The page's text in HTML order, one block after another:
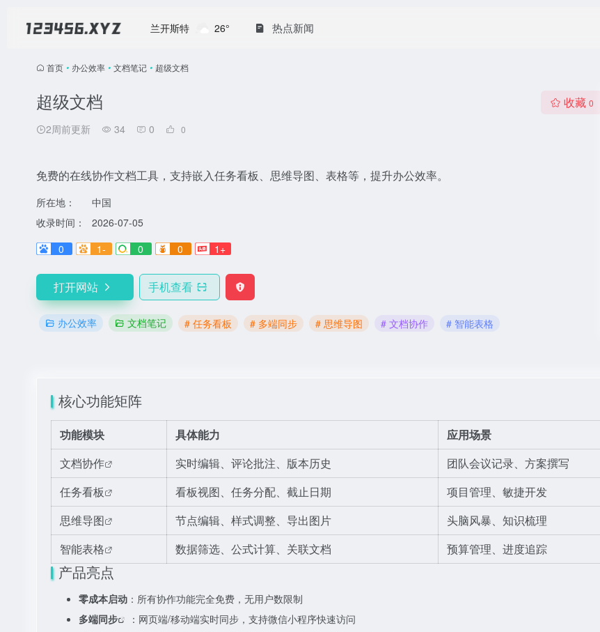
兰开斯特 26° 热点新闻
首页 • 办公效率 • 文档笔记 • 超级文档
超级文档
2周前更新 34 0 0
收藏 0
免费的在线协作文档工具，支持嵌入任务看板、思维导图、表格等，提升办公效率。
所在地：
中国
收录时间：
2026-07-05
0
1- 0 0 1+
打开网站 手机查看
办公效率 文档笔记 # 任务看板 # 多端同步 # 思维导图 # 文档协作 # 智能表格
核心功能矩阵
功能模块 具体能力
应用场景
文档协作
实时编辑、评论批注、版本历史
团队会议记录、方案撰写
任务看板
看板视图、任务分配、截止日期
项目管理、敏捷开发
思维导图
节点编辑、样式调整、导出图片
头脑风暴、知识梳理
智能表格
数据筛选、公式计算、关联文档 预算管理、进度追踪
产品亮点
零成本启动 ：所有协作功能完全免费，无用户数限制
多端同步
：网页端/移动端实时同步，支持微信小程序快速访问